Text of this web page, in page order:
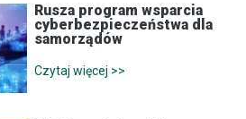
Rusza program wsparcia
cyberbezpieczeństwa dla
samorządów
Czytaj więcej >>